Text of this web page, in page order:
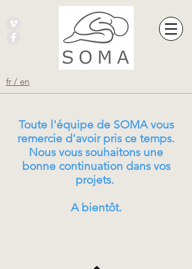
fr / en
Toute l'équipe de SOMA vous
remercie d'avoir pris ce temps.
Nous vous souhaitons une
bonne continuation dans vos
projets.
A bientôt.